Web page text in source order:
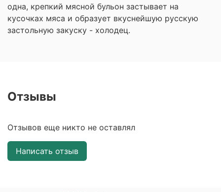
одна, крепкий мясной бульон застывает на
кусочках мяса и образует вкуснейшую русскую
застольную закуску - холодец.
Отзывы
Отзывов еще никто не оставлял
Написать отзыв